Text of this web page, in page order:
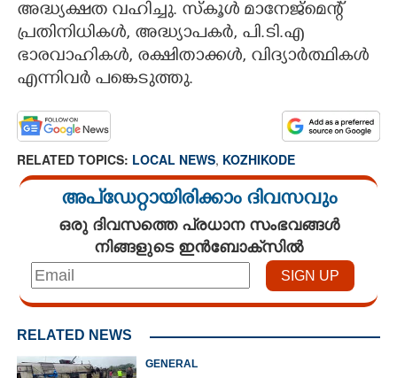
അദ്ധ്യക്ഷത വഹിച്ചു. സ്കൂൾ മാനേജ്മെന്റ്
പ്രതിനിധികൾ, അദ്ധ്യാപകർ, പി.ടി.എ
ഭാരവാഹികൾ, രക്ഷിതാക്കൾ, വിദ്യാർത്ഥികൾ
എന്നിവർ പങ്കെടുത്തു.
RELATED TOPICS: LOCAL NEWS, KOZHIKODE
അപ്ഡേറ്റായിരിക്കാം ദിവസവും
ഒരു ദിവസത്തെ പ്രധാന സംഭവങ്ങൾ
നിങ്ങളുടെ ഇൻബോക്സിൽ
RELATED NEWS
GENERAL